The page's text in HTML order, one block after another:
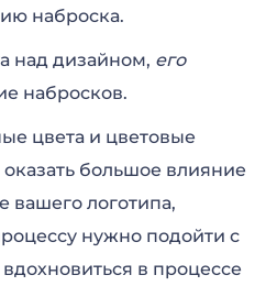
наброска.
над дизайном, его
набросков.
цвета и цветовые
большое влияние
вашего логотипа,
нужно подойти с
в процессе